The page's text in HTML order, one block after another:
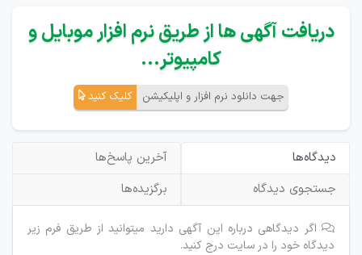
دریافت آگهی ها از طریق نرم افزار موبایل و
کامپیوتر...
جهت دانلود نرم افزار و اپلیکیشن کلیک کنید
دیدگاه‌ها
آخرین پاسخ‌ها
جستجوی دیدگاه
برگزیده‌ها
اگر دیدگاهی درباره این آگهی دارید میتوانید از طریق فرم زیر
دیدگاه خود را در سایت درج کنید.